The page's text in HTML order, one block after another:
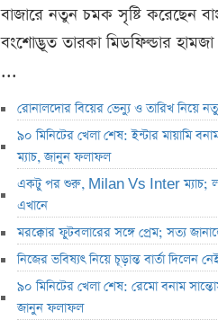
বাজারে নতুন চমক সৃষ্টি করেছেন
বংশোদ্ভূত তারকা মিডফিল্ডার হামজা
...
রোনালদোর বিয়ের ভেন্যু ও তারিখ নিয়ে
৯০ মিনিটের খেলা শেষ: ইন্টার মায়ামি
ম্যাচ, জানুন ফলাফল
একটু পর শুরু, Milan Vs Inter ম্যাচ;
এখানে
মরক্কোর ফুটবলারের সঙ্গে প্রেম; সত্য
নিজের ভবিষ্যৎ নিয়ে চূড়ান্ত বার্তা দিলেন
৯০ মিনিটের খেলা শেষ: রেমো বনাম
জানুন ফলাফল